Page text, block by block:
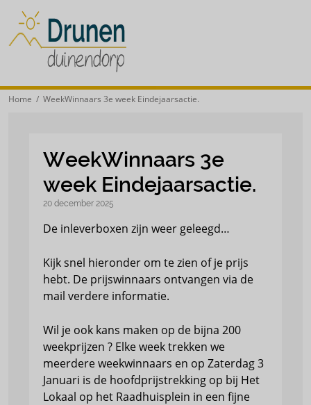
Home / WeekWinnaars 3e week Eindejaarsactie.
WeekWinnaars 3e
week Eindejaarsactie.
20 december 2025
De inleverboxen zijn weer geleegd…
Kijk snel hieronder om te zien of je prijs
hebt. De prijswinnaars ontvangen via de
mail verdere informatie.
Wil je ook kans maken op de bijna 200
weekprijzen ? Elke week trekken we
meerdere weekwinnaars en op Zaterdag 3
Januari is de hoofdprijstrekking op bij Het
Lokaal op het Raadhuisplein in een fijne